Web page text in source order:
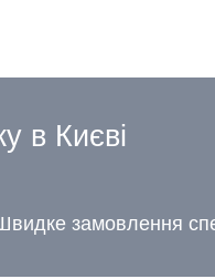
в Києві
замовлення